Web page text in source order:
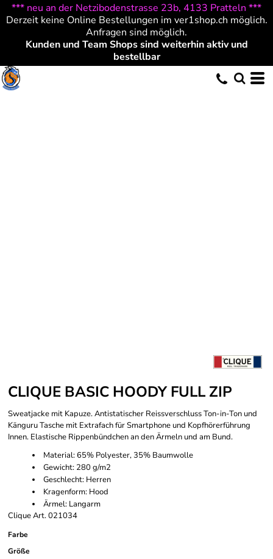
*** neu an der Netzibodenstrasse 23b, 4133 Pratteln ***
Derzeit keine Online Bestellungen im ver1shop.ch möglich.
Anfragen sind möglich.
Kunden und Team Shops sind weiterhin aktiv und
bestellbar
CLIQUE BASIC HOODY FULL ZIP
Sweatjacke mit Kapuze. Antistatischer Reissverschluss Ton-in-Ton und
Känguru Tasche mit Extrafach für Smartphone und Kopfhörerführung
Innen. Elastische Rippenbündchen an den Ärmeln und am Bund.
Material: 65% Polyester, 35% Baumwolle
Gewicht: 280 g/m2
Geschlecht: Herren
Kragenform: Hood
Ärmel: Langarm
Clique Art. 021034
Farbe
Größe